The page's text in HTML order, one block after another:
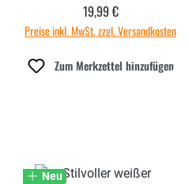
Regulärer Preis:
19,99 €
Preise inkl. MwSt. zzgl. Versandkosten
Zum Merkzettel hinzufügen
Neu